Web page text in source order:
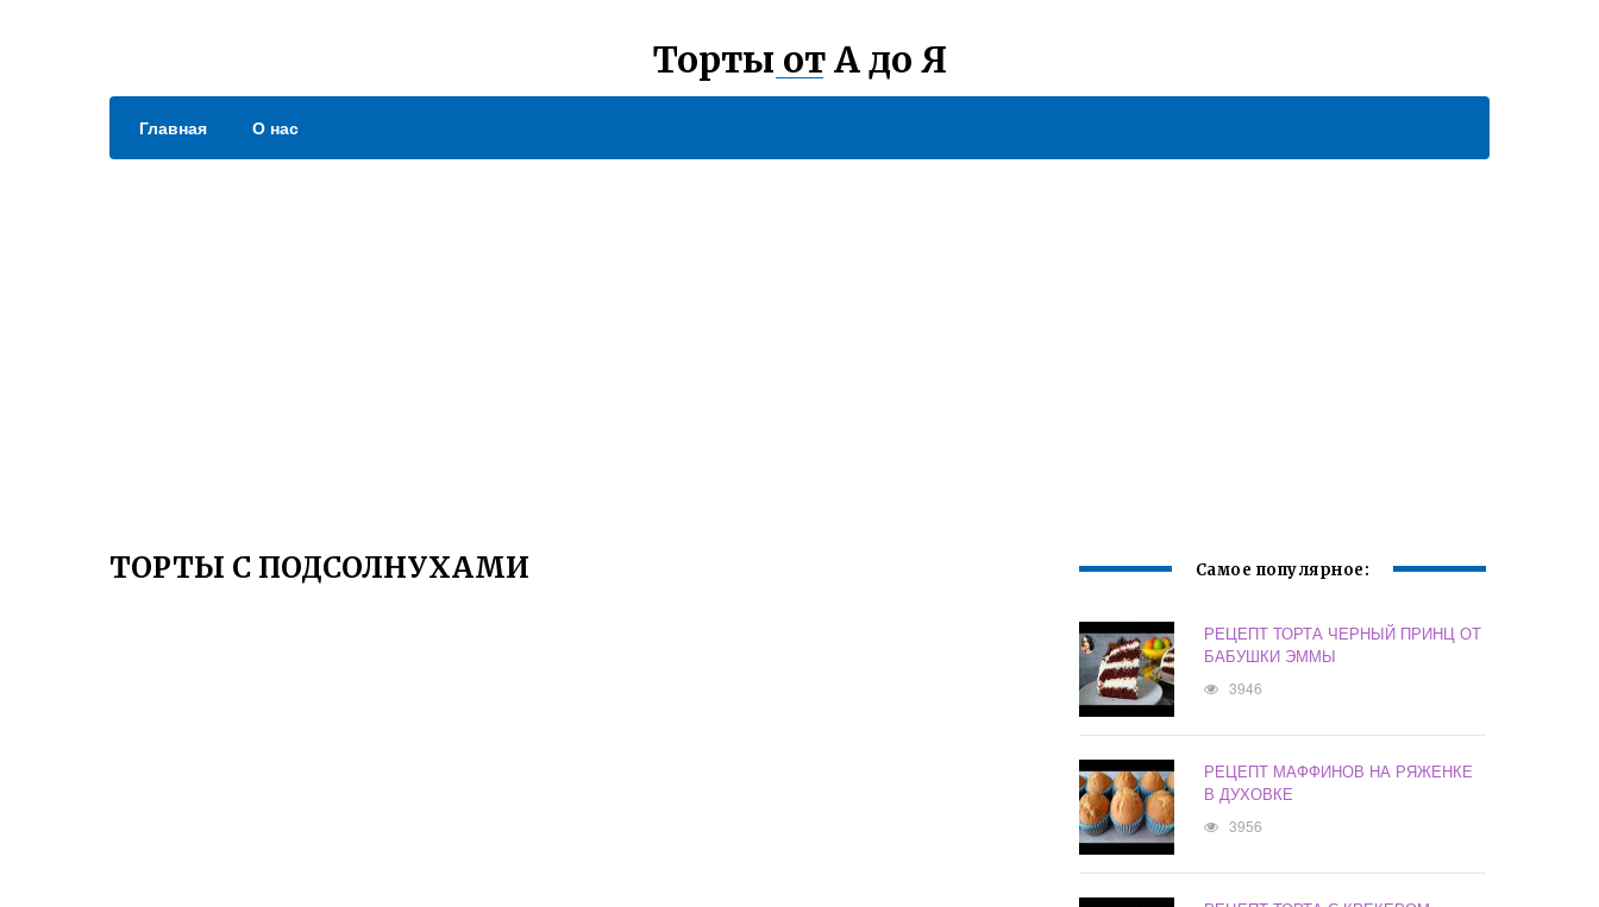
Торты от А до Я
Главная О нас
ТОРТЫ С ПОДСОЛНУХАМИ Самое популярное:
РЕЦЕПТ ТОРТА ЧЕРНЫЙ ПРИНЦ ОТ
БАБУШКИ ЭММЫ
3946
РЕЦЕПТ МАФФИНОВ НА РЯЖЕНКЕ
В ДУХОВКЕ
3956